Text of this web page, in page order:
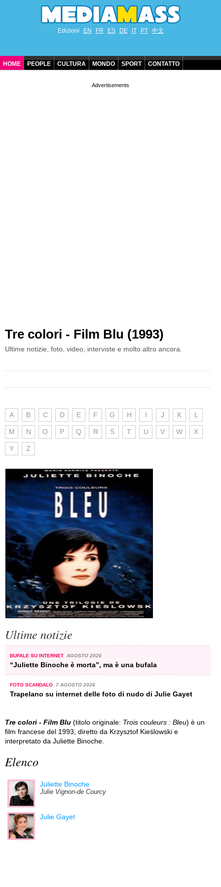
Edizioni EN FR ES DE IT PT 中文
HOME PEOPLE CULTURA MONDO SPORT CONTATTO
Tre colori - Film Blu (1993)
Ultime notizie, foto, video, interviste e molto altro ancora.
A B C D E F G H I J K L
M N O P Q R S T U V W X
Y Z
Ultime notizie
BUFALE SU INTERNET AGOSTO 2026
“Juliette Binoche è morta”, ma è una bufala
FOTO SCANDALO 7 AGOSTO 2026
Trapelano su internet delle foto di nudo di Julie Gayet
Tre colori - Film Blu (titolo originale: Trois couleurs : Bleu) è un
film francese del 1993, diretto da Krzysztof Kieślowski e
interpretato da Juliette Binoche.
Elenco
Juliette Binoche
Julie Vignon-de Courcy
Julie Gayet